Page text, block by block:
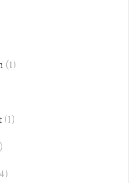
(1)
(1)